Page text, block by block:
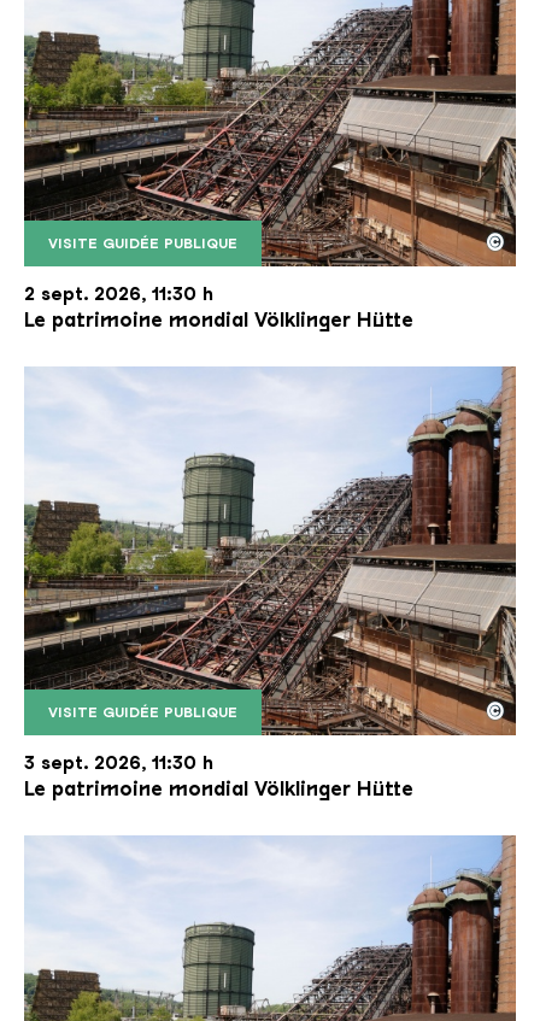
VISITE GUIDÉE PUBLIQUE
Le monte-charge incliné de la Völklinger Hütte
Copyright: Weltkulturerbe Völklinger Hütte | Karl
©
2 sept. 2026, 11:30 h
Le patrimoine mondial Völklinger Hütte
VISITE GUIDÉE PUBLIQUE
Le monte-charge incliné de la Völklinger Hütte
Copyright: Weltkulturerbe Völklinger Hütte | Karl
©
3 sept. 2026, 11:30 h
Le patrimoine mondial Völklinger Hütte